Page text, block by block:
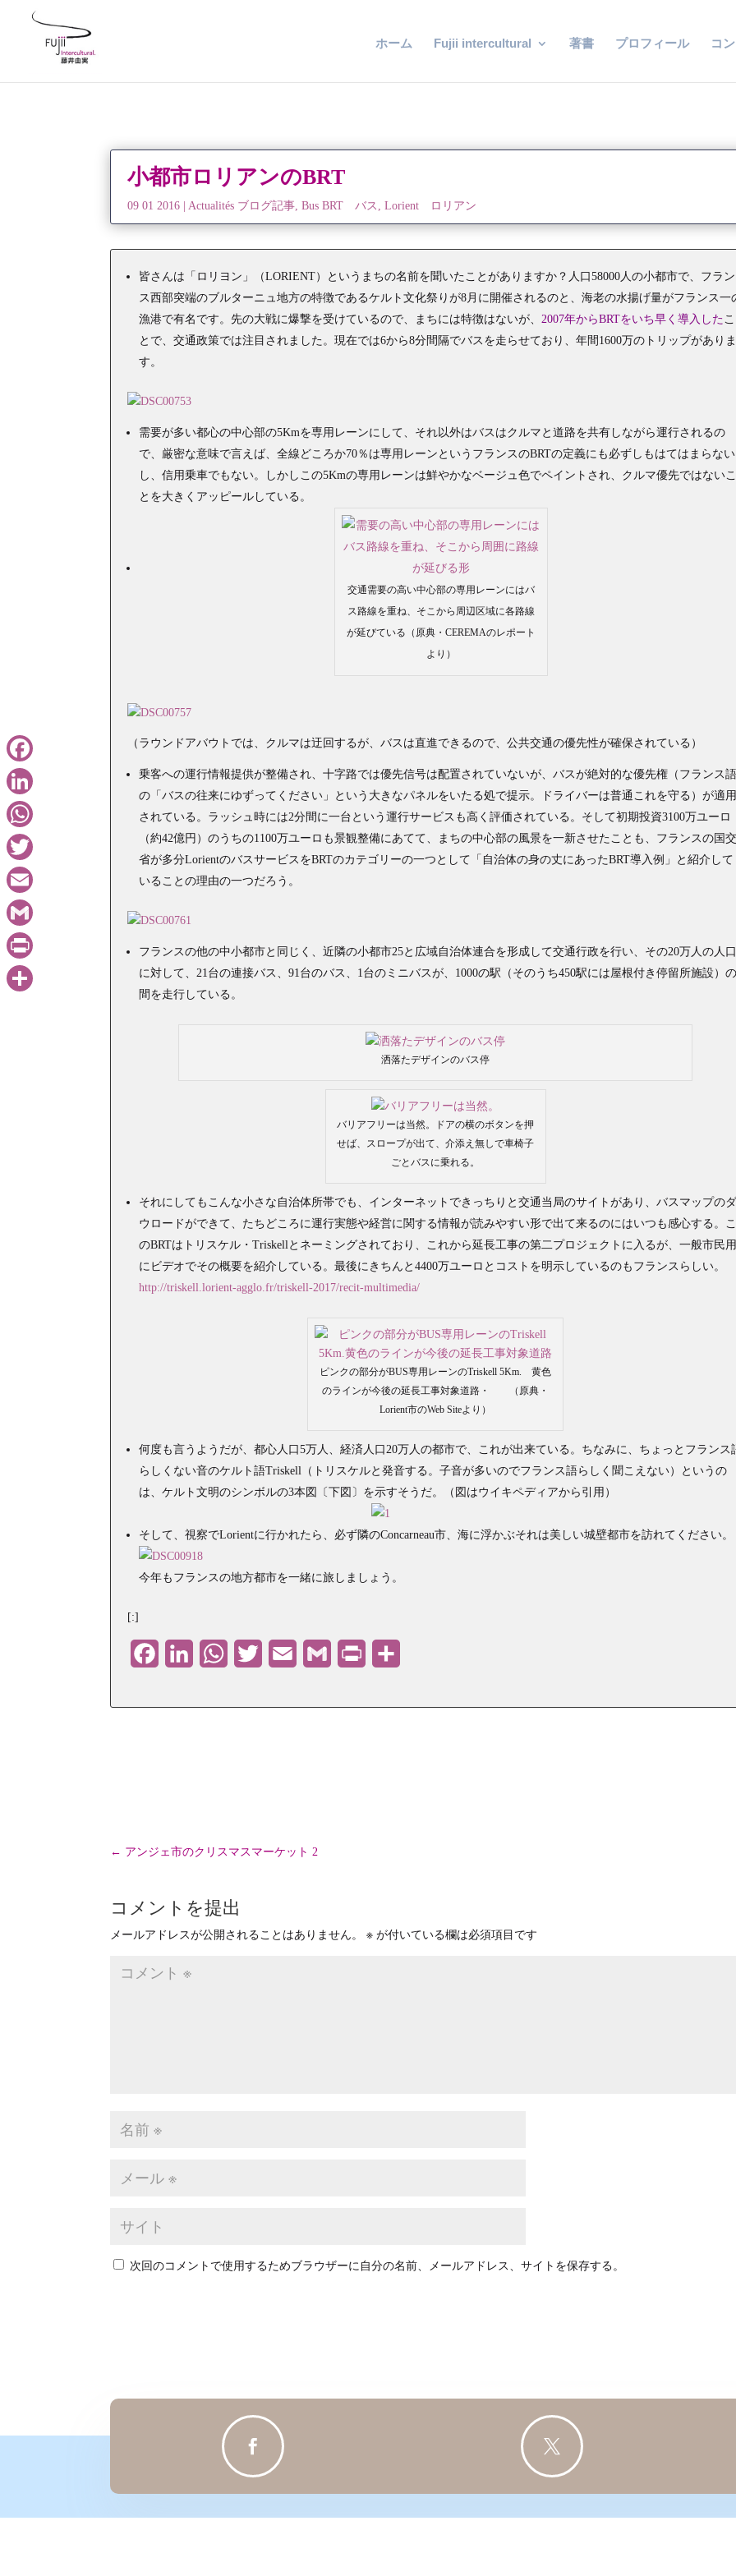
ホーム Fujii intercultural 著書 プロフィール コ
小都市ロリアンのBRT
09 01 2016 |Actualités ブログ記事,Bus BRT バス ,Lorient ロリアン
皆さんは「ロリヨン」（LORIENT）というまちの名前を聞いたことがありますか？人口58000人の小都市で、フラン
ス西部突端のブルターニュ地方の特徴であるケルト文化祭りが8月に開催されるのと、海老の水揚げ量がフランス一
漁港で有名です。先の大戦に爆撃を受けているので、まちには特徴はないが、 2007年からBRTをいち早く導入した こ
とで、交通政策では注目されました。現在では6から8分間隔でバスを走らせており、年間1600万のトリップがありま
す。
需要が多い都心の中心部の5Kmを専用レーンにして、それ以外はバスはクルマと道路を共有しながら運行されるの
で、厳密な意味で言えば、全線どころか70％は専用レーンというフランスのBRTの定義にも必ずしもはてはまらない
し、信用乗車でもない。しかしこの5Kmの専用レーンは鮮やかなベージュ色でペイントされ、クルマ優先ではないこ
とを大きくアッピールしている。
交通需要の高い中心部の専用レーンにはバ
ス路線を重ね、そこから周辺区域に各路線
が延びている（原典・CEREMAのレポート
より）
（ラウンドアバウトでは、クルマは迂回するが、バスは直進できるので、公共交通の優先性が確保されている）
乗客への運行情報提供が整備され、十字路では優先信号は配置されていないが、バスが絶対的な優先権（フランス語
の「バスの往来にゆずってください」という大きなパネルをいたる処で提示。ドライバーは普通これを守る）が適用
されている。ラッシュ時には2分間に一台という運行サービスも高く評価されている。そして初期投資3100万ユーロ
（約42億円）のうちの1100万ユーロも景観整備にあてて、まちの中心部の風景を一新させたことも、フランスの国交
省が多分LorientのバスサービスをBRTのカテゴリーの一つとして「自治体の身の丈にあったBRT導入例」と紹介して
いることの理由の一つだろう。
フランスの他の中小都市と同じく、近隣の小都市25と広域自治体連合を形成して交通行政を行い、その20万人の人口
に対して、21台の連接バス、91台のバス、1台のミニバスが、1000の駅（そのうち450駅には屋根付き停留所施設）の
間を走行している。
洒落たデザインのバス停
バリアフリーは当然。ドアの横のボタンを押
せば、スロープが出て、介添え無しで車椅子
ごとバスに乗れる。
それにしてもこんな小さな自治体所帯でも、インターネットできっちりと交通当局のサイトがあり、バスマップのダ
ウロードができて、たちどころに運行実態や経営に関する情報が読みやすい形で出て来るのにはいつも感心する。こ
のBRTはトリスケル・Triskellとネーミングされており、これから延長工事の第二プロジェクトに入るが、一般市民用
にビデオでその概要を紹介している。最後にきちんと4400万ユーロとコストを明示しているのもフランスらしい。
http://triskell.lorient-agglo.fr/triskell-2017/recit-multimedia/
ピンクの部分がBUS専用レーンのTriskell 5Km. 黄色
のラインが今後の延長工事対象道路・ （原典・
Lorient市のWeb Siteより）
何度も言うようだが、都心人口5万人、経済人口20万人の都市で、これが出来ている。ちなみに、ちょっとフランス
らしくない音のケルト語Triskell（トリスケルと発音する。子音が多いのでフランス語らしく聞こえない）というの
は、ケルト文明のシンボルの3本図〔下図〕を示すそうだ。（図はウイキペディアから引用）
そして、視察でLorientに行かれたら、必ず隣のConcarneau市、海に浮かぶそれは美しい城壁都市を訪れてください。
今年もフランスの地方都市を一緒に旅しましょう。
[:]
FacebookLinkedInWhatsApp
Twitter Email Gmail PrintFriendly
← アンジェ市のクリスマスマーケット 2
コメントを提出
メールアドレスが公開されることはありません。 ※ が付いている欄は必須項目です
次回のコメントで使用するためブラウザーに自分の名前、メールアドレス、サイトを保存する。
 
Facebook
LinkedIn
WhatsApp
Twitter
Email
Gmail
PrintFriendly